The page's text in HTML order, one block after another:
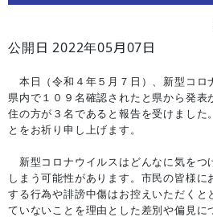
公開日 2022年05月07日
本日（令和４年５月７日）、新型コロ
県内で１０９名確認されたと県から発表
住の方が３名であると報告を受けました
とをお祈り申し上げます。
新型コロナウイルスはどんなに気をつ
しまう可能性があります。市民の皆様に
する行為や誹謗中傷はお控えいただくと
ていないことを理由とした差別や偏見に